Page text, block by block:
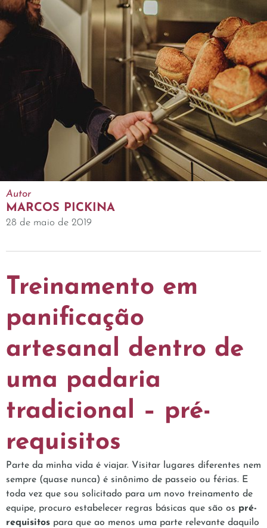
Autor
MARCOS PICKINA
28 de maio de 2019
Treinamento em
panificação
artesanal dentro de
uma padaria
tradicional – pré-
requisitos
Parte da minha vida é viajar. Visitar lugares diferentes nem
sempre (quase nunca) é sinônimo de passeio ou férias. E
toda vez que sou solicitado para um novo treinamento de
equipe, procuro estabelecer regras básicas que são os pré-
requisitos para que ao menos uma parte relevante daquilo